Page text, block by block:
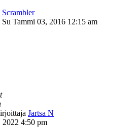
Su Tammi 03, 2016 12:15 am
Jartsa N
4:50 pm